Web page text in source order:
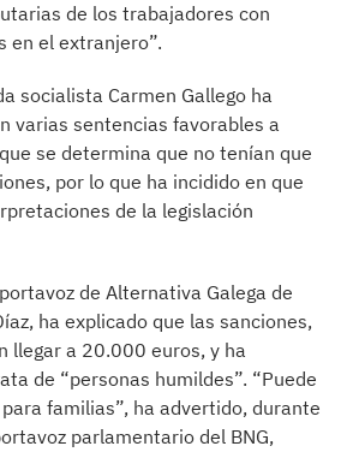
de los trabajadores con
en el extranjero”.
socialista Carmen Gallego ha
varias sentencias favorables a
se determina que no tenían que
por lo que ha incidido en que
de la legislación
de Alternativa Galega de
ha explicado que las sanciones,
llegar a 20.000 euros, y ha
de “personas humildes”. “Puede
familias”, ha advertido, durante
parlamentario del BNG,